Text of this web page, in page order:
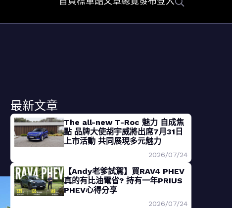
最新文章
The all-new T-Roc 魅力 自成焦
點 品牌大使胡宇威將出席7月31日
上市活動 共同展現多元魅力
2026/07/24
【Andy老爹試駕】買RAV4 PHEV
真的有比油電省? 持有一年PRIUS
PHEV心得分享
2026/07/24